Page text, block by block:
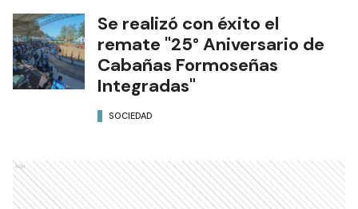
Se realizó con éxito el
remate "25° Aniversario de
Cabañas Formoseñas
Integradas"
SOCIEDAD
Ads